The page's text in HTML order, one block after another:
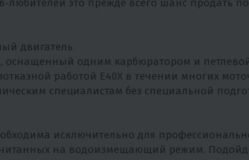
любителей это прежде всего шанс продать
двигатель
одним карбюратором и
работой E40X в течении многих
специалистам без специальной
исключительно для
на водоизмещающий режим.